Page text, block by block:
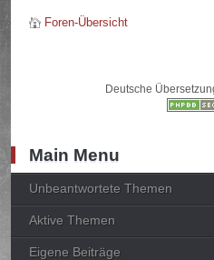
Foren-Übersicht
Deutsche
Main Menu
Unbeantwortete Themen
Aktive Themen
Eigene Beiträge